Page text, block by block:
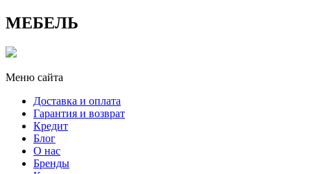
МЕБЕЛЬ
Меню сайта
Доставка и оплата
Гарантия и возврат
Кредит
Блог
О нас
Бренды